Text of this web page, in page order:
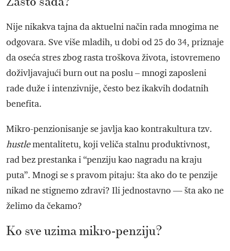
Nije nikakva tajna da aktuelni način rada mnogima ne
odgovara. Sve više mladih, u dobi od 25 do 34, priznaje
da oseća stres zbog rasta troškova života, istovremeno
doživljavajući burn out na poslu – mnogi zaposleni
rade duže i intenzivnije, često bez ikakvih dodatnih
benefita.
Mikro-penzionisanje se javlja kao kontrakultura tzv.
hustlementalitetu, koji veliča stalnu produktivnost,
rad bez prestanka i “penziju kao nagradu na kraju
puta”. Mnogi se s pravom pitaju: šta ako do te penzije
nikad ne stignemo zdravi? Ili jednostavno — šta ako ne
želimo da čekamo?
Ko sve uzima mikro-penziju?